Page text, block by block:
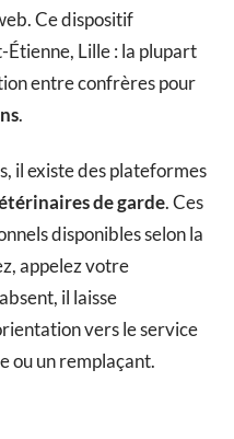
Ce dispositif
Étienne, Lille : la plupart
entre confrères pour
.
il existe des plateformes
de garde. Ces
disponibles selon la
appelez votre
il laisse
vers le service
ou un remplaçant.